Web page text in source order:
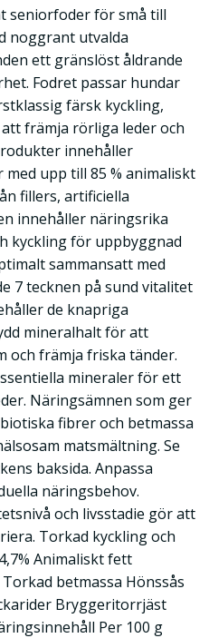
seniorfoder för små till
noggrant utvalda
ett gränslöst åldrande
Fodret passar hundar
färsk kyckling,
främja rörliga leder och
innehåller
upp till 85 % animaliskt
fillers, artificiella
innehåller näringsrika
kyckling för uppbyggnad
sammansatt med
7 tecknen på sund vitalitet
de knapriga
mineralhalt för att
och främja friska tänder.
mineraler för ett
Näringsämnen som ger
fibrer och betmassa
matsmältning. Se
baksida. Anpassa
näringsbehov.
och livsstadie gör att
Torkad kyckling och
Animaliskt fett
betmassa Hönssås
Bryggeritorrjäst
Per 100 g